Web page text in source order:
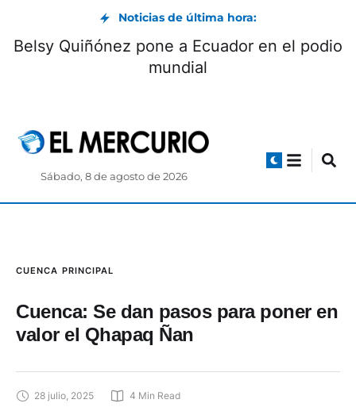
Noticias de última hora:
Museo Pumapungo convoca a Club de
Pequeños Lectores: cómo participar
Sábado, 8 de agosto de 2026
CUENCA PRINCIPAL
Cuenca: Se dan pasos para poner en
valor el Qhapaq Ñan
28 julio, 2025 4 Min Read